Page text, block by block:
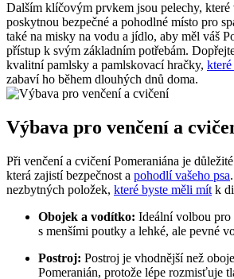
Dalším klíčovým prvkem jsou pelechy,​ které
poskytnou bezpečné ​a pohodlné místo pro
také na ⁢misky na vodu a jídlo, aby měl váš
⁣přístup k⁣ svým základním potřebám.
kvalitní pamlsky ​a pamlskovací hračky,
zabaví ho během dlouhých dnů⁢ doma.
Výbava pro venčení a
Při⁣ venčení a ⁣cvičení ⁣Pomeraniána je
která⁢ zajistí bezpečnost a pohodlí vašeho psa
nezbytných položek, ⁣ které byste měli mít k
Obojek a ‌vodítko: ⁣Ideální volbou pro
s menšími‌ poutky a lehké, ale pevné
Postroj: Postroj je vhodnější než
Pomeranián, protože lépe ⁤rozmisťuje